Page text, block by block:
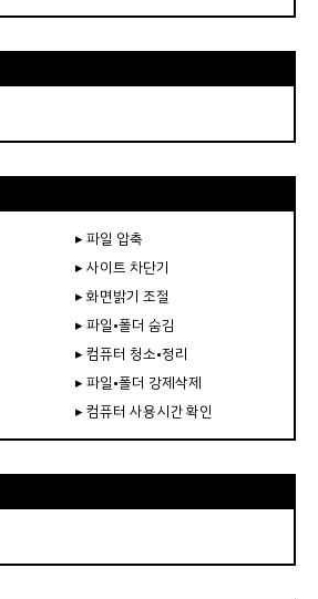
▸ 파일 압축
▸ 사이트 차단기
▸ 화면밝기 조절
▸ 파일•폴더 숨김
▸ 컴퓨터 청소•정리
▸ 파일•폴더 강제삭제
▸ 컴퓨터 사용시간 확인